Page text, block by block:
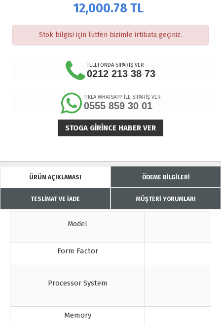
12,000.78 TL
Stok bilgisi için lütfen bizimle irtibata geçiniz.
TELEFONDA SİPARİŞ VER
0212 213 38 73
TIKLA WHATSAPP İLE SİPARİŞ VER
0555 859 30 01
STOGA GIRINCE HABER VER
ÜRÜN AÇIKLAMASI ÖDEME BİLGİLERİ
TESLİMAT VE İADE MÜŞTERİ YORUMLARI
Model
Form Factor
Processor System
Memory